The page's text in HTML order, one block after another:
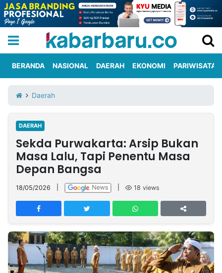
Iklan
Berita
Kami
Nasional
International
Olahraga
Entertainment
Daerah
Pariwisata
Kuliner
Kolom
Network
PT
TREETAN
INDONESIA
Partner
BERANDA NASIONAL DAERAH EKONOMI PARIWISATA
Daerah
DAERAH
Sekda Purwakarta: Arsip Bukan
Masa Lalu, Tapi Penentu Masa
Depan Bangsa
18/05/2026 18 views